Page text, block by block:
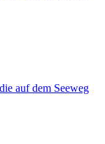
auf dem Seeweg